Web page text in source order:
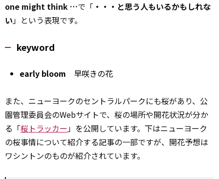
one might think …で「 ・・・と思う人もいるかもしれな
い」という表現です。
keyword
early bloom 早咲きの花
また、ニューヨークのセントラルパークにも桜があり、公
園管理委員会のWebサイトで、桜の場所や開花状況が分か
る「桜トラッカー」を公開しています。下はニューヨーク
の桜事情について紹介する記事の一部ですが、開花予想は
ワシントンのものが紹介されています。